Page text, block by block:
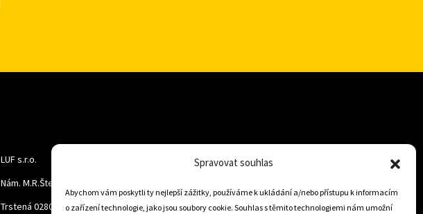
Spravovat souhlas
Abychom vám poskytli ty nejlepší zážitky, používáme k ukládání a/nebo přístupu k informacím
o zařízení technologie, jako jsou soubory cookie. Souhlas s těmito technologiemi nám umožní
LUF s.r.o.
Nám. M.R.Štefanika 518,
Trstená 02801
+421 905 806 234
info@dojezdovakola.com